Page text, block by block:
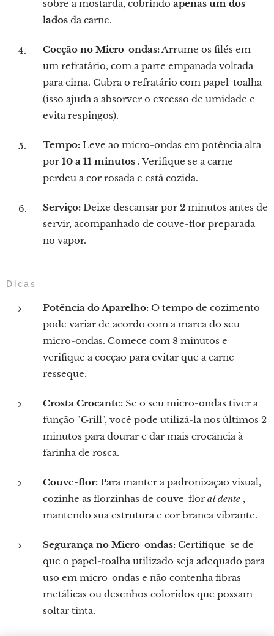
sobre a mostarda, cobrindo apenas um dos
lados da carne.
Cocção no Micro-ondas:Arrume os filés em
um refratário, com a parte empanada voltada
para cima. Cubra o refratário com papel-toalha
(isso ajuda a absorver o excesso de umidade e
evita respingos).
Tempo: Leve ao micro-ondas em potência alta
por 10 a 11 minutos . Verifique se a carne
perdeu a cor rosada e está cozida.
Serviço: Deixe descansar por 2 minutos antes de
servir, acompanhado de couve-flor preparada
no vapor.
Dicas
Potência do Aparelho: O tempo de cozimento
pode variar de acordo com a marca do seu
micro-ondas. Comece com 8 minutos e
verifique a cocção para evitar que a carne
resseque.
Crosta Crocante: Se o seu micro-ondas tiver a
função "Grill", você pode utilizá-la nos últimos 2
minutos para dourar e dar mais crocância à
farinha de rosca.
Couve-flor: Para manter a padronização visual,
cozinhe as florzinhas de couve-flor al dente ,
mantendo sua estrutura e cor branca vibrante.
Segurança no Micro-ondas: Certifique-se de
que o papel-toalha utilizado seja adequado para
uso em micro-ondas e não contenha fibras
metálicas ou desenhos coloridos que possam
soltar tinta.